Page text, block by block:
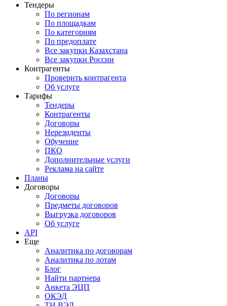
Тендеры
По регионам
По площадкам
По категориям
По предоплате
Все закупки Казахстана
Все закупки России
Контрагенты
Проверить контрагента
Об услуге
Тарифы
Тендеры
Контрагенты
Договоры
Нерезиденты
Обучение
ПКО
Дополнительные услуги
Реклама на сайте
Планы
Договоры
Договоры
Предметы договоров
Выгрузка договоров
Об услуге
API
Еще
Аналитика по договорам
Аналитика по лотам
Блог
Найти партнера
Анкета ЭЦП
ОКЭД